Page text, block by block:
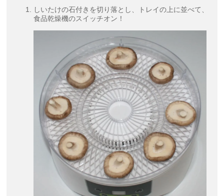
しいたけの石付きを切り落とし、トレイの上に並べて、
食品乾燥機のスイッチオン！